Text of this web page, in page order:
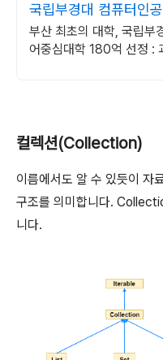
국립부경대 컴퓨터인
부산 최초의 대학, 국립부
어중심대학 180억 선정 :
컬렉션(Collection)
이름에서도 알 수 있듯이 자
구조를 의미합니다.
니다.